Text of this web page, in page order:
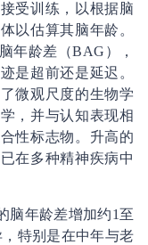
受训练，以根据脑
以估算其脑年龄。
年龄差（BAG），
是超前还是延迟。
微观尺度的生物学
，并与认知表现相
性标志物。升高的
在多种精神疾病中
脑年龄差增加约1至
特别是在中年与老